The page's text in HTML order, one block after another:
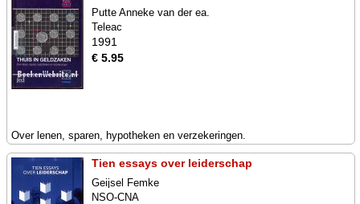
Putte Anneke van der ea.
Teleac
1991
€ 5.95
Over lenen, sparen, hypotheken en verzekeringen.
Tien essays over leiderschap
Geijsel Femke
NSO-CNA